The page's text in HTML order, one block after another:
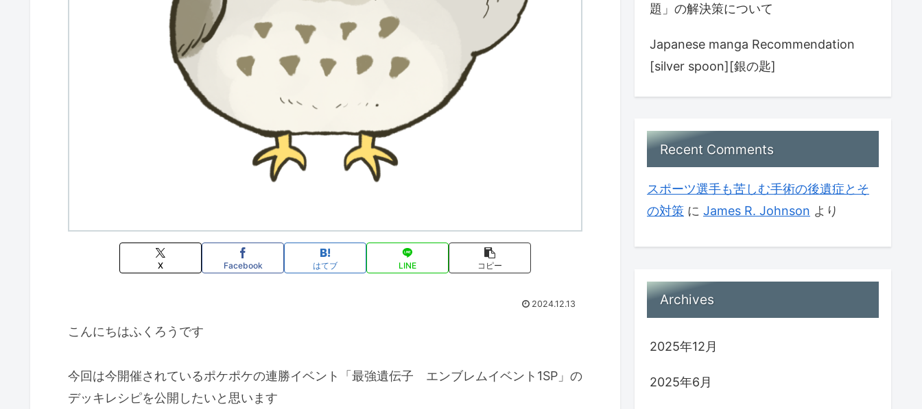
X Facebook はてブ LINE コピー
2024.12.13
こんにちはふくろうです
今回は今開催されているポケポケの連勝イベント「最強遺伝子 エンブレムイベント1SP」の
デッキレシピを公開したいと思います
題」の解決策について
Japanese manga Recommendation
[silver spoon][銀の匙]
Recent Comments
スポーツ選手も苦しむ手術の後遺症とそ
の対策 に James R. Johnson より
Archives
2025年12月
2025年6月